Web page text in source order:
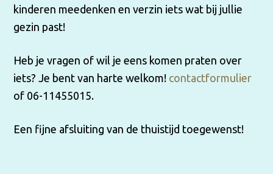
kinderen meedenken en verzin iets wat bij jullie
gezin past!
Heb je vragen of wil je eens komen praten over
iets? Je bent van harte welkom! contactformulier
of 06-11455015.
Een fijne afsluiting van de thuistijd toegewenst!